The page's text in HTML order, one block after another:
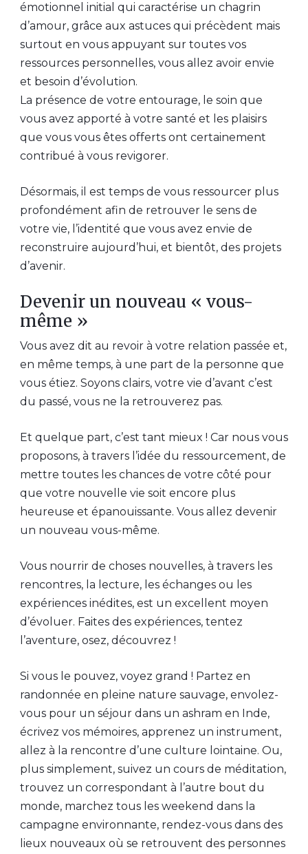
émotionnel initial qui caractérise un chagrin
d’amour, grâce aux astuces qui précèdent mais
surtout en vous appuyant sur toutes vos
ressources personnelles, vous allez avoir envie
et besoin d’évolution.
La présence de votre entourage, le soin que
vous avez apporté à votre santé et les plaisirs
que vous vous êtes offerts ont certainement
contribué à vous revigorer.
Désormais, il est temps de vous ressourcer plus
profondément afin de retrouver le sens de
votre vie, l’identité que vous avez envie de
reconstruire aujourd’hui, et bientôt, des projets
d’avenir.
Devenir un nouveau « vous-
même »
Vous avez dit au revoir à votre relation passée et,
en même temps, à une part de la personne que
vous étiez. Soyons clairs, votre vie d’avant c’est
du passé, vous ne la retrouverez pas.
Et quelque part, c’est tant mieux ! Car nous vous
proposons, à travers l’idée du ressourcement, de
mettre toutes les chances de votre côté pour
que votre nouvelle vie soit encore plus
heureuse et épanouissante. Vous allez devenir
un nouveau vous-même.
Vous nourrir de choses nouvelles, à travers les
rencontres, la lecture, les échanges ou les
expériences inédites, est un excellent moyen
d’évoluer. Faites des expériences, tentez
l’aventure, osez, découvrez !
Si vous le pouvez, voyez grand ! Partez en
randonnée en pleine nature sauvage, envolez-
vous pour un séjour dans un ashram en Inde,
écrivez vos mémoires, apprenez un instrument,
allez à la rencontre d’une culture lointaine. Ou,
plus simplement, suivez un cours de méditation,
trouvez un correspondant à l’autre bout du
monde, marchez tous les weekend dans la
campagne environnante, rendez-vous dans des
lieux nouveaux où se retrouvent des personnes